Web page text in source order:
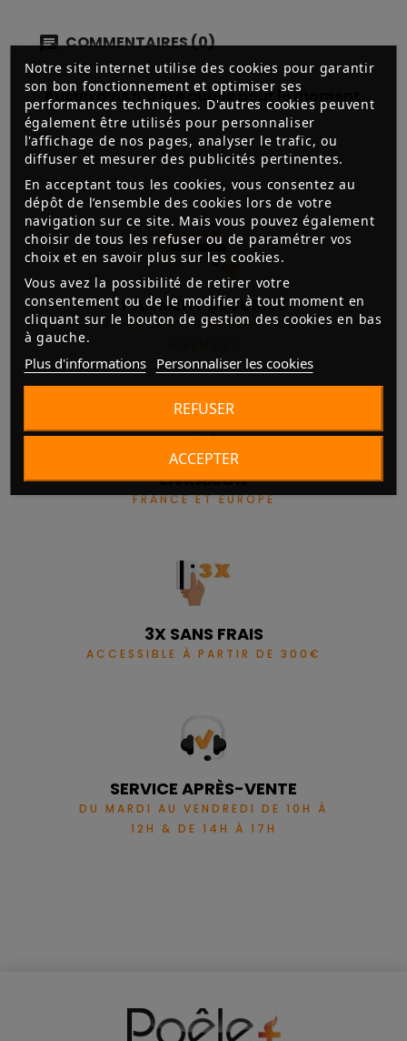
Notre site internet utilise des cookies pour garantir
son bon fonctionnement et optimiser ses
performances techniques. D'autres cookies peuvent
également être utilisés pour personnaliser
l'affichage de nos pages, analyser le trafic, ou
diffuser et mesurer des publicités pertinentes.
En acceptant tous les cookies, vous consentez au
dépôt de l’ensemble des cookies lors de votre
navigation sur ce site. Mais vous pouvez également
choisir de tous les refuser ou de paramétrer vos
choix et en savoir plus sur les cookies.
Vous avez la possibilité de retirer votre
consentement ou de le modifier à tout moment en
cliquant sur le bouton de gestion des cookies en bas
à gauche.
Plus d'informations Personnaliser les cookies
REFUSER
ACCEPTER
COMMENTAIRES (0)
Aucun avis n'a été publié pour le moment.
PAIEMENT SÉCURISÉ
3D SECURE, CHÈQUES, CB,
LIVRAISON
FRANCE ET EUROPE
3X SANS FRAIS
ACCESSIBLE À PARTIR DE 300€
SERVICE APRÈS-VENTE
DU MARDI AU VENDREDI DE 10H À
12H & DE 14H À 17H